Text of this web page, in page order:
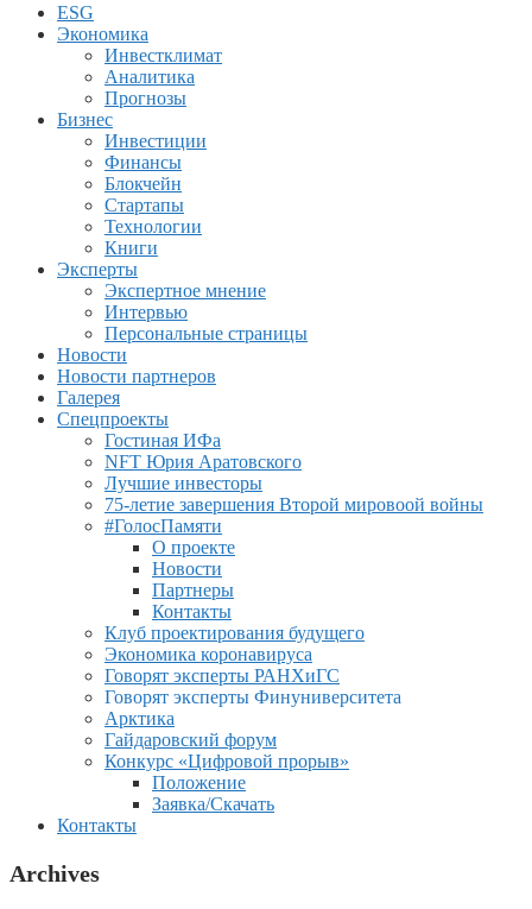
ESG
Экономика
Инвестклимат
Аналитика
Прогнозы
Бизнес
Инвестиции
Финансы
Блокчейн
Стартапы
Технологии
Книги
Эксперты
Экспертное мнение
Интервью
Персональные страницы
Новости
Новости партнеров
Галерея
Спецпроекты
Гостиная ИФа
NFT Юрия Аратовского
Лучшие инвесторы
75-летие завершения Второй мировоой войны
#ГолосПамяти
О проекте
Новости
Партнеры
Контакты
Клуб проектирования будущего
Экономика коронавируса
Говорят эксперты РАНХиГС
Говорят эксперты Финуниверситета
Арктика
Гайдаровский форум
Конкурс «Цифровой прорыв»
Положение
Заявка/Скачать
Контакты
Archives